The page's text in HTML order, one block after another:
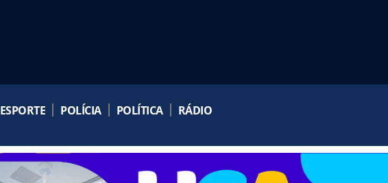
ESPORTE POLÍCIA POLÍTICA RÁDIO